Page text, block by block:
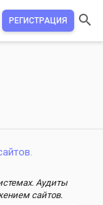
РЕГИСТРАЦИЯ
Аудиты
сайтов.